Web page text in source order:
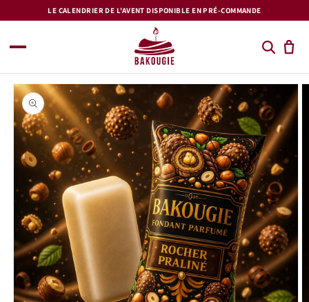
passerLE CALENDRIER DE L'AVENT DISPONIBLE EN PRÉ-COMMANDE
Passer aux
informations
produits